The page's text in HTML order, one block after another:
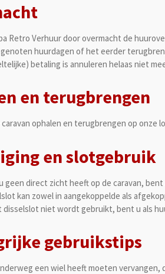
Retro Verhuur door overmacht de
huurdagen of het eerder
betaling is annuleren helaas niet
en terugbrengen
ophalen en terugbrengen op onze
en slotgebruik
geen direct zicht heeft op de caravan,
kan zowel in aangekoppelde als
disselslot niet wordt gebruikt, bent u als
gebruikstips
een wiel heeft moeten